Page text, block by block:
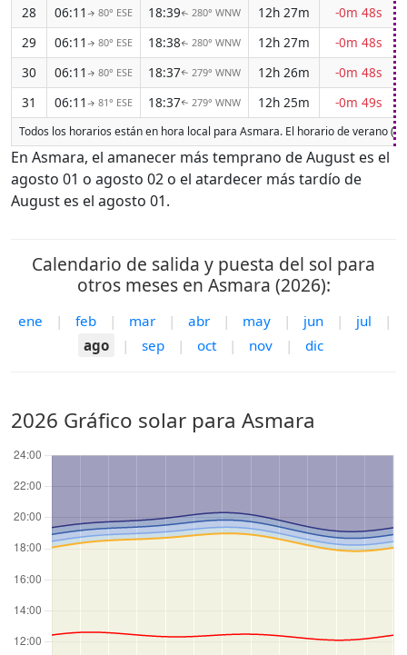
28
06:11 ↑ 80° ESE 18:39↑ 280° WNW 12h 27m
-0m 48s
29
06:11 ↑ 80° ESE 18:38↑ 280° WNW 12h 27m
-0m 48s
30
06:11 ↑ 80° ESE 18:37↑ 279° WNW 12h 26m
-0m 48s
31
06:11 ↑ 81° ESE 18:37↑ 279° WNW 12h 25m -0m 49s
Todos los horarios están en hora local para Asmara. El horario de verano
En Asmara, el amanecer más temprano de August es el
agosto 01 o agosto 02 o el atardecer más tardío de
August es el agosto 01.
Calendario de salida y puesta del sol para
otros meses en Asmara (2026):
ene | feb | mar | abr | may | jun | jul
|
ago
| sep | oct | nov | dic
2026 Gráfico solar para Asmara